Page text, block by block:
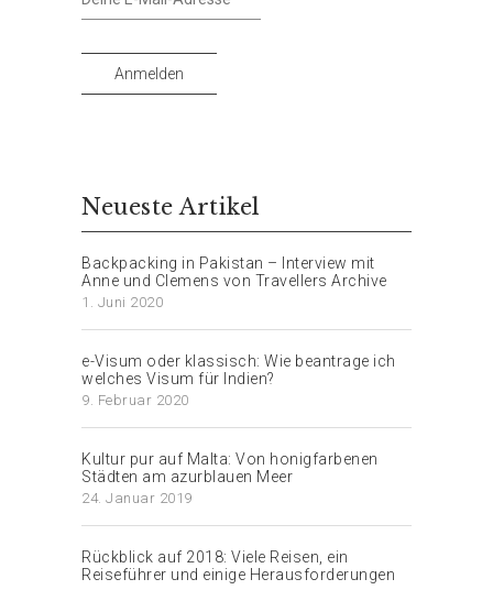
Anmelden
Neueste Artikel
Backpacking in Pakistan – Interview mit
Anne und Clemens von Travellers Archive
1. Juni 2020
e-Visum oder klassisch: Wie beantrage ich
welches Visum für Indien?
9. Februar 2020
Kultur pur auf Malta: Von honigfarbenen
Städten am azurblauen Meer
24. Januar 2019
Rückblick auf 2018: Viele Reisen, ein
Reiseführer und einige Herausforderungen